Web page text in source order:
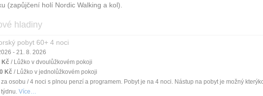
(zapůjčení holí Nordic Walking a kol).
hladiny
pobyt 60+ 4 noci
- 21. 8. 2026
Kč / Lůžko v dvoulůžkovém pokoji
Kč / Lůžko v jednolůžkovém pokoji
osobu / 4 noci s plnou penzí a programem. Pobyt je na 4 noci. Nástup na pobyt je možný
Více…